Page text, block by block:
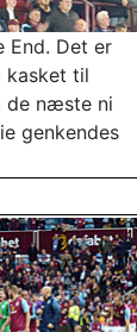
End. Det er
kasket til
de næste ni
genkendes